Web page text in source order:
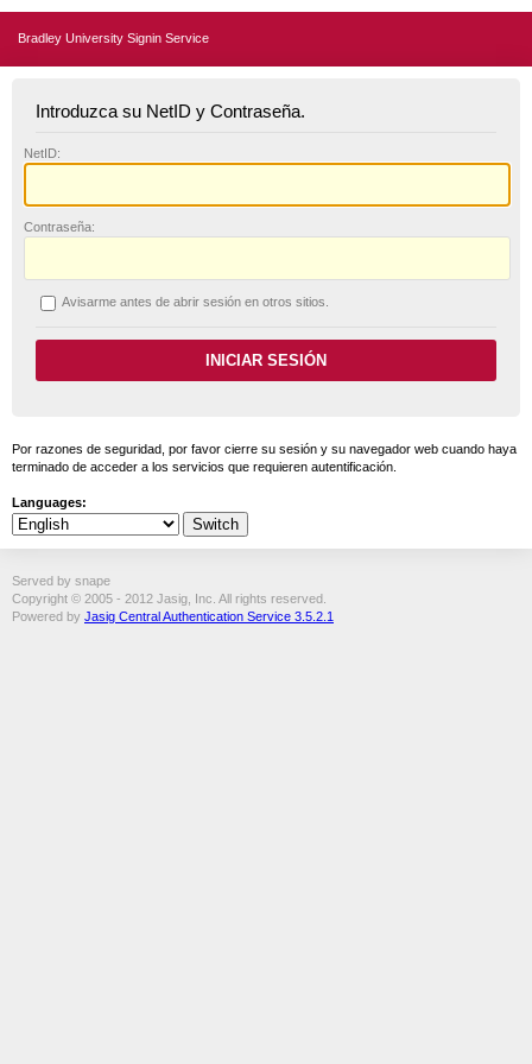
Bradley University Signin Service
Introduzca su NetID y Contraseña.
NetID:
Contraseña:
Avisarme antes de abrir sesión en otros sitios.
Por razones de seguridad, por favor cierre su sesión y su navegador web cuando haya
terminado de acceder a los servicios que requieren autentificación.
Languages:
Served by snape
Copyright © 2005 - 2012 Jasig, Inc. All rights reserved.
Powered by Jasig Central Authentication Service 3.5.2.1